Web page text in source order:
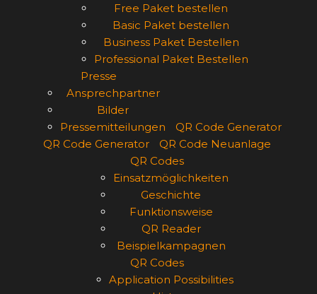
Free Paket bestellen
Basic Paket bestellen
Business Paket Bestellen
Professional Paket Bestellen
Presse
Ansprechpartner
Bilder
Pressemitteilungen
QR Code Generator
QR Code Generator
QR Code Neuanlage
QR Codes
Einsatzmöglichkeiten
Geschichte
Funktionsweise
QR Reader
Beispielkampagnen
QR Codes
Application Possibilities